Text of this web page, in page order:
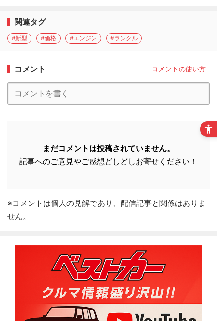
関連タグ
#新型 #価格 #エンジン #ランクル
コメント コメントの使い方
まだコメントは投稿されていません。
記事へのご意見やご感想どしどしお寄せください！
※コメントは個人の見解であり、配信記事と関係はありま
せん。